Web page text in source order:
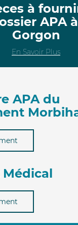
à
APA
Gorgon
En Savoir Plus
APA du